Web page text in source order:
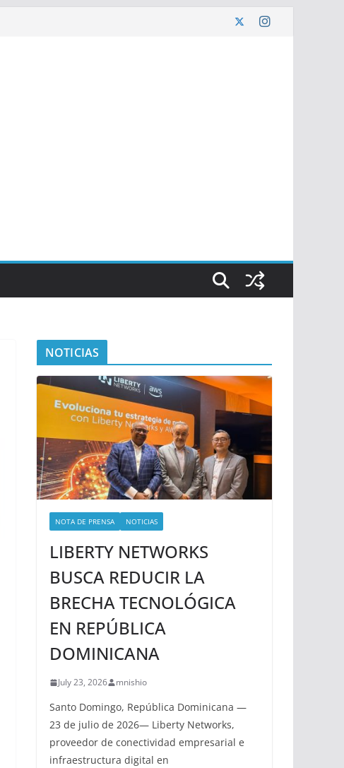
NOTICIAS
NOTA DE PRENSA NOTICIAS
LIBERTY NETWORKS
BUSCA REDUCIR LA
BRECHA TECNOLÓGICA
EN REPÚBLICA
DOMINICANA
July 23, 2026 mnishio
Santo Domingo, República Dominicana —
23 de julio de 2026— Liberty Networks,
proveedor de conectividad empresarial e
infraestructura digital en